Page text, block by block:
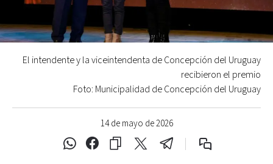
14 de mayo de 2026
El intendente y la viceintendenta de Concepción del Uruguay
recibieron el premio
Foto: Municipalidad de Concepción del Uruguay